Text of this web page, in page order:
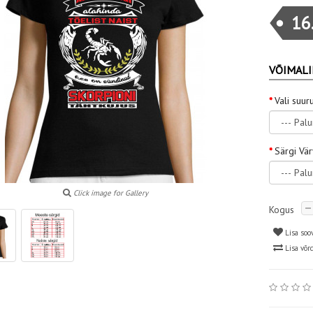
Click image for Gallery
Vali
Särgi
Kogus
Lisa
Lisa